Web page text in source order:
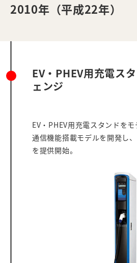
2010年（平成22年）
EV・PHEV用充電ス
ェンジ
EV・PHEV用充電スタンドをモ
通信機能搭載モデルを開発し
を提供開始。